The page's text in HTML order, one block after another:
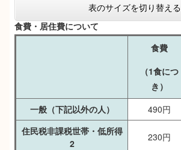
表のサイズを切り替える
食費・居住費について
食費
（1食につ
き）
一般（下記以外の人）
490円
住民税非課税世帯・低所得
2
230円